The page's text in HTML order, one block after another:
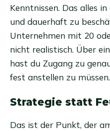
Kenntnissen. Das alles
und dauerhaft zu
Unternehmen mit 20
nicht realistisch. Über
hast du Zugang zu
fest anstellen zu müssen.
Strategie statt
Das ist der Punkt, der